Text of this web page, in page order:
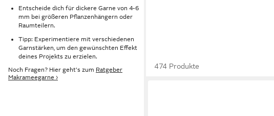
Entscheide dich für dickere Garne von 4-6
mm bei größeren Pflanzenhängern oder
Raumteilern.
Tipp: Experimentiere mit verschiedenen
Garnstärken, um den gewünschten Effekt
deines Projekts zu erzielen.
Noch Fragen? Hier geht's zum Ratgeber
Makrameegarne ›
474 Produkte